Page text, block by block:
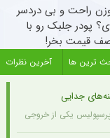
راحت و بی دردسر
پودر جلبک رو با
قیمت بخر!
ترین ها آخرین نظرات
جدایی
یکی از خروجی های